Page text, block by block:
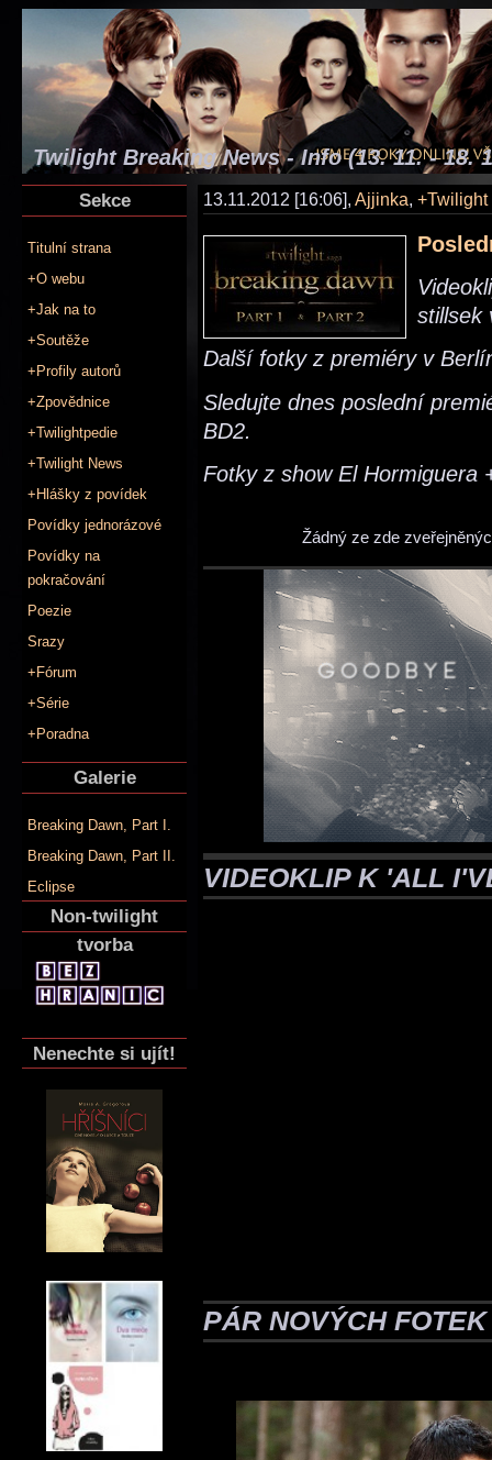
Twilight Breaking News - Info (13. 11. - 18.
Sekce
Titulní strana
+O webu
+Jak na to
+Soutěže
+Profily autorů
+Zpovědnice
+Twilightpedie
+Twilight News
+Hlášky z povídek
Povídky jednorázové
Povídky na
pokračování
Poezie
Srazy
+Fórum
+Série
+Poradna
Galerie
Breaking Dawn, Part I.
Breaking Dawn, Part II.
Eclipse
Non-twilight
tvorba
Nenechte si ujít!
13.11.2012 [16:06], Ajjinka, +Twilight
stillsek
Další fotky z premiéry v
Sledujte dnes poslední
BD2.
Fotky z show El Hormiguera
Žádný ze zde
VIDEOKLIP K 'ALL
PÁR NOVÝCH